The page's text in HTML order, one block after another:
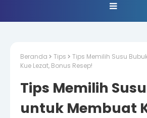
Beranda Tips
Tips Memilih Susu
Kue Lezat, Bonus Resep!
Tips Memilih
untuk Membuat